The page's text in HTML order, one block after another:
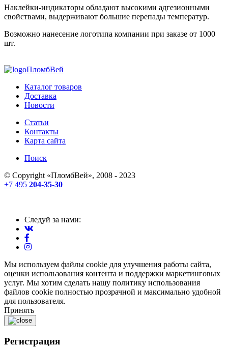
Наклейки-индикаторы обладают высокими адгезионными
свойствами, выдерживают большие перепады температур.
Возможно нанесение логотипа компании при заказе от 1000
шт.
ПломбВей
Каталог товаров
Доставка
Новости
Статьи
Контакты
Карта сайта
Поиск
© Copyright «ПломбВей», 2008 - 2023
+7 495 204-35-30
Следуй за нами:
Мы используем файлы cookie для улучшения работы сайта,
оценки использования контента и поддержки маркетинговых
услуг. Мы хотим сделать нашу политику использования
файлов cookie полностью прозрачной и максимально удобной
для пользователя.
Принять
Регистрация